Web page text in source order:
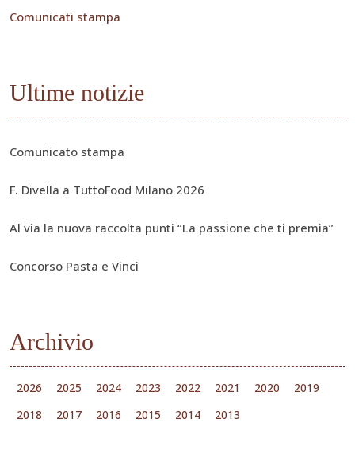
Comunicati stampa
Ultime notizie
Comunicato stampa
F. Divella a TuttoFood Milano 2026
Al via la nuova raccolta punti “La passione che ti premia”
Concorso Pasta e Vinci
Archivio
2026 2025 2024 2023 2022 2021 2020
2019
2018
2017 2016 2015 2014 2013